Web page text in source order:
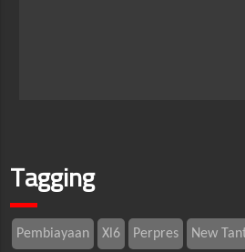
Tagging
Pembiayaan Xl6 Perpres New